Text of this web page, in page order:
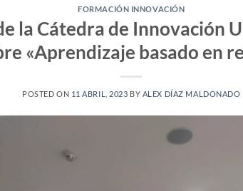
FORMACIÓN INNOVACIÓN
la Cátedra de Innovación
«Aprendizaje basado en
POSTED ON 11 ABRIL, 2023 BY ALEX DÍAZ MALDONADO